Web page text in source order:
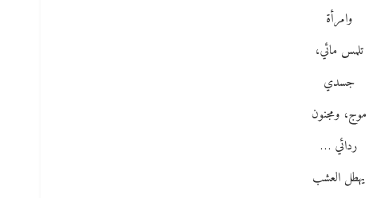
وامرأة
تلمس مائي،
جسدي
موج، ومجنون
ردائي …
يهطل العشب